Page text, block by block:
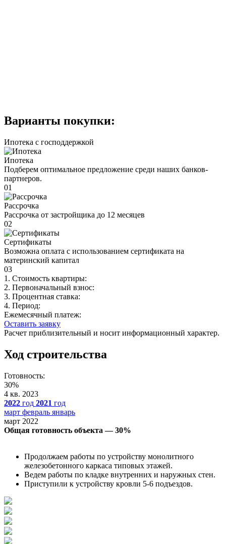
Варианты покупки:
Ипотека с господдержкой
Ипотека
Подберем оптимальное предложение среди наших банков-
партнеров.
01
Рассрочка
Рассрочка от застройщика до 12 месяцев
02
Сертификаты
Возможна оплата с использованием сертификата на
материнский капитал
03
1. Стоимость квартиры:
2. Первоначальный взнос:
3. Процентная ставка:
4. Период:
Ежемесячный платеж:
Оставить заявку
Расчет приблизительный и носит информационный характер.
Ход строительства
Готовность:
30%
4 кв. 2023
2022 год 2021 год
март февраль январь
март 2022
Общая готовность объекта — 30%
Продолжаем работы по устройству монолитного
железобетонного каркаса типовых этажей.
Ведем работы по кладке внутренних и наружных стен.
Приступили к устройству кровли 5-6 подъездов.